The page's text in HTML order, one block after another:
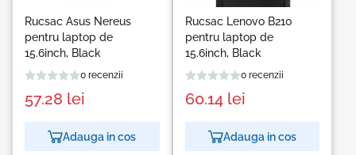
Rucsac Asus Nereus
pentru laptop de
15.6inch, Black
0 recenzii
57.28 lei
Adauga in cos
Rucsac Lenovo B210
pentru laptop de
15.6inch, Black
0 recenzii
60.14 lei
Adauga in cos